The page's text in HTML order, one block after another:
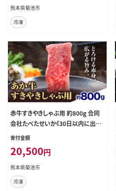
069-2057---
熊本県菊池市
冷凍
赤牛すきやきしゃぶ用 約800g 合同
会社たべたせいか《30日以内に出荷
予定(土日祝除く)》赤牛 すき焼き し
県産 九州産 国産 冷凍 送料無料 ---
069-2060---
寄付金額
20,500円
熊本県菊池市
冷凍